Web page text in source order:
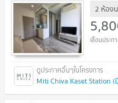
2 ห้อง
Miti Chiva Kaset Station